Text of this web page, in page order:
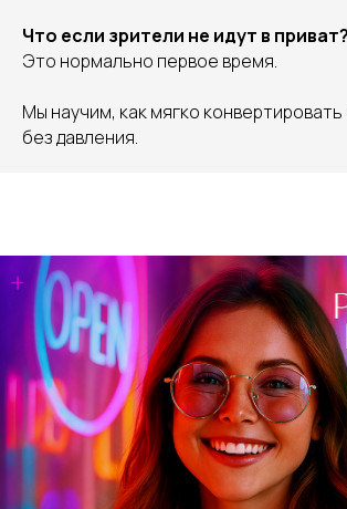
Что если зрители не идут в приват?
Это нормально первое время.
Мы научим, как мягко конвертировать
без давления.